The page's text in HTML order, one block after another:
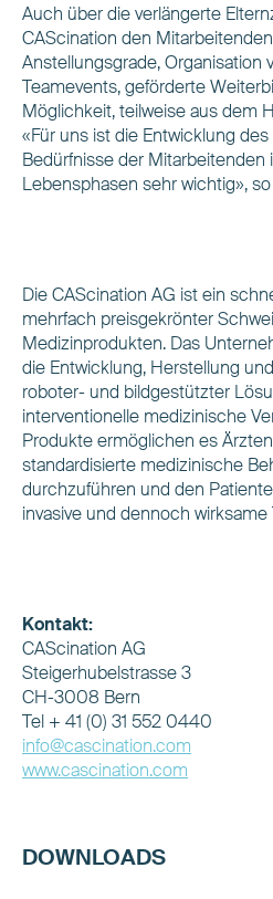
Auch über die verlängerte
CAScination den
Anstellungsgrade, Organisation
Teamevents, geförderte
Möglichkeit, teilweise aus dem
«Für uns ist die Entwicklung
Bedürfnisse der
Lebensphasen sehr wichtig»,
Die CAScination AG ist ein
mehrfach preisgekrönter
Medizinprodukten. Das
die Entwicklung, Herstellung
roboter- und bildgestützter
interventionelle medizinische
Produkte ermöglichen es
standardisierte medizinische
durchzuführen und den
invasive und dennoch
Kontakt:
CAScination AG
Steigerhubelstrasse 3
CH-3008 Bern
Tel + 41 (0) 31 552 0440
info@cascination.com
www.cascination.com
DOWNLOADS